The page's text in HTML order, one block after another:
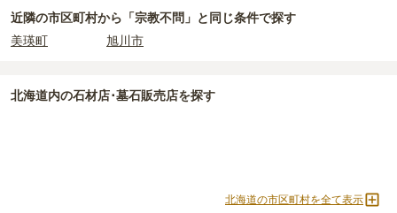
すお布施、会食などの費用がかかります。
：お墓の管理費。契約後、毎年発生するケースがあり
ます。
正確な費用は、区画や石材の選び方によって大きく変わるため、見
積もりを取るまで確定しません。
てお墓を探すのがおすすめです。
近隣の市区町村から 「宗教不問」と 同じ条件で探す
美瑛町
旭川市
北海道内の石材店･墓石販売店を探す
北海道の市区町村を全て表示